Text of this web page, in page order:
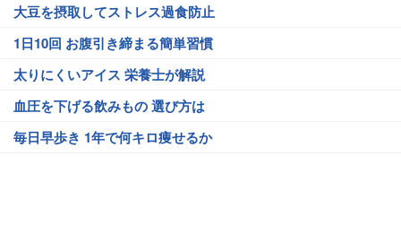
大豆を摂取してストレス過食防止
1日10回 お腹引き締まる簡単習慣
太りにくいアイス 栄養士が解説
血圧を下げる飲みもの 選び方は
毎日早歩き 1年で何キロ痩せるか